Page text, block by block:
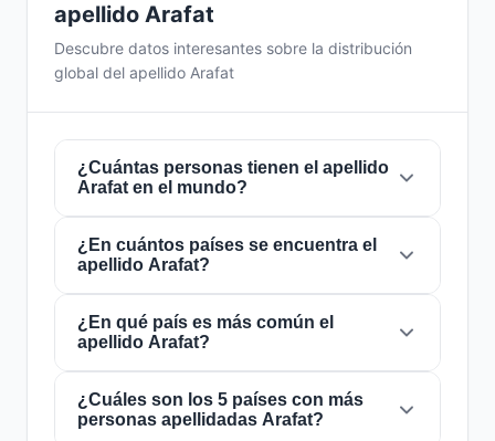
apellido Arafat
Descubre datos interesantes sobre la distribución
global del apellido Arafat
¿Cuántas personas tienen el apellido
Arafat en el mundo?
Actualmente hay aproximadamente233.343
personascon el apellido
mundo. Esto significa que aproximadamente 1
de cada34,284 personasen el mundo lleva
este apellido. Se encuentra presente en
países, lo que refleja su distribución global.
¿En cuántos países se encuentra el
apellido Arafat?
El apellidoArafatestá presente en
de todo el mundo. Esto lo clasifica como un
apellido de alcanceregional. Su presencia en
múltiples países indica patrones históricos de
migración y dispersión familiar a lo largo de los
¿En qué país es más común el
apellido Arafat?
El apellidoArafates más común en
Bangladesh, donde lo portan
¿Cuáles son los 5 países con más
personas apellidadas Arafat?